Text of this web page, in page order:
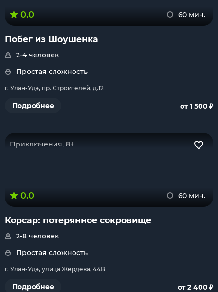
0.0 60 мин.
Побег из Шоушенка
2-4 человек
Простая сложность
г. Улан-Удэ, пр. Строителей, д.12
Подробнее от 1 500 ₽
Приключения, 8+
0.0 60 мин.
Корсар: потерянное сокровище
2-8 человек
Простая сложность
г. Улан-Удэ, улица Жердева, 44В
Подробнее от 2 400 ₽